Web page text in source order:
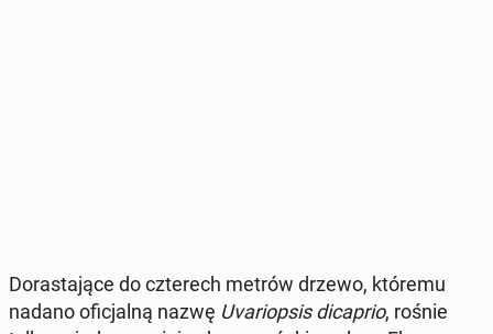
Do­ra­sta­ją­ce do czte­rech metrów drzewo, któremu
nadano ofi­cjal­ną nazwę Uva­riop­sis di­ca­prio, rośnie